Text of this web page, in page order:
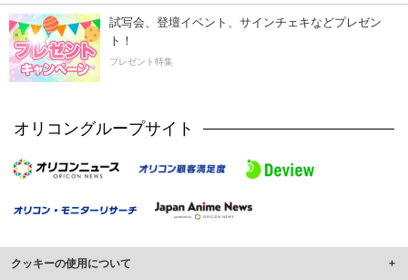
試写会、登壇イベント、サインチェキなどプレゼン
ト！
プレゼント特集
オリコングループサイト
クッキーの使用について